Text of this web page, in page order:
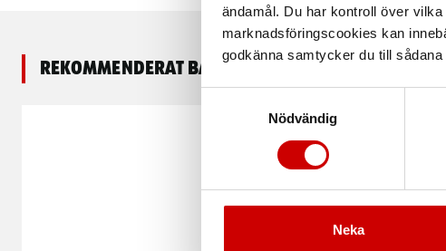
ändamål. Du har kontroll över
marknadsföringscookies kan
godkänna samtycker du till
Nödvändig
Neka
Rekommenderat baserat på vald produkt